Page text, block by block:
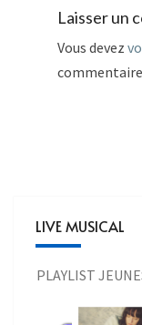
Laisser un
Vous devez
LIVE MUSICAL
PLAYLIST